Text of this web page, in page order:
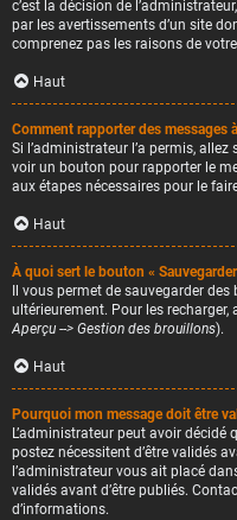
c’est la décision de
par les avertissements d’un site
comprenez pas les raisons de
Haut
Comment rapporter des messages
Si l’administrateur l’a permis,
voir un bouton pour rapporter le
aux étapes nécessaires pour le
Haut
À quoi sert le bouton «
Il vous permet de sauvegarder
ultérieurement. Pour les
Aperçu --> Gestion des brouillons).
Haut
Pourquoi mon message doit être
L’administrateur peut avoir
postez nécessitent d’être validés
l’administrateur vous ait placé
validés avant d’être publiés.
d’informations.